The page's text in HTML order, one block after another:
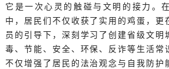
它是一次心灵的触碰与文明的接力。
中，居民们不仅收获了实用的鸡蛋，更
员的引导下，深刻学习了创建省级文明
毒、节能、安全、环保、反诈等生活常
不仅增强了居民的法治观念与自我防护